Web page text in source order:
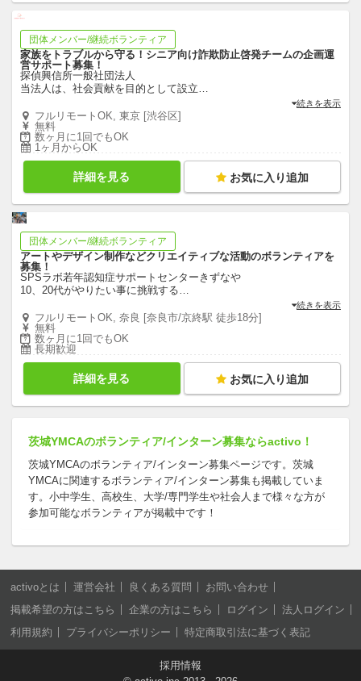
団体メンバー/継続ボランティア
家族をトラブルから守る！シニア向け詐欺防止啓発チームの企画運
営サポート募集！
探偵興信所一般社団法人
当法人は、社会貢献を目的として設立…
続きを表示
フルリモートOK, 東京 [渋谷区]
無料
数ヶ月に1回でもOK
1ヶ月からOK
詳細を見る お気に入り追加
団体メンバー/継続ボランティア
アートやデザイン制作などクリエイティブな活動のボランティアを
募集！
SPSラボ若年認知症サポートセンターきずなや
10、20代がやりたい事に挑戦する…
続きを表示
フルリモートOK, 奈良 [奈良市/京終駅 徒歩18分]
無料
数ヶ月に1回でもOK
長期歓迎
詳細を見る お気に入り追加
茨城YMCAのボランティア/インターン募集ならactivo！
茨城YMCAのボランティア/インターン募集ページです。茨城
YMCAに関連するボランティア/インターン募集も掲載していま
す。小中学生、高校生、大学/専門学生や社会人まで様々な方が
参加可能なボランティアが掲載中です！
activoとは 運営会社 良くある質問
お問い合わせ
掲載希望の方はこちら
企業の方はこちら ログイン
法人ログイン
利用規約
プライバシーポリシー 特定商取引法に基づく表記
採用情報